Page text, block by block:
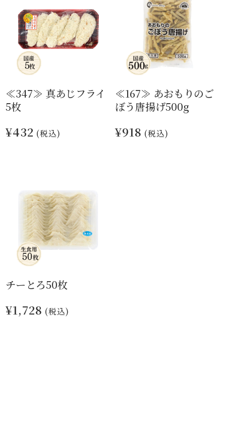
≪347≫ 真あじフライ
5枚
¥432 (税込)
≪167≫ あおもりのご
ぼう唐揚げ500g
¥918 (税込)
チーとろ50枚
¥1,728 (税込)